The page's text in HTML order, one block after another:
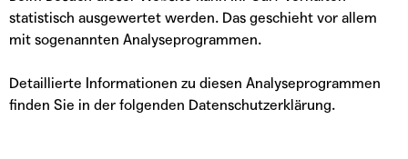
statistisch ausgewertet werden. Das geschieht vor allem
mit sogenannten Analyseprogrammen.
Detaillierte Informationen zu diesen Analyseprogrammen
finden Sie in der folgenden Datenschutzerklärung.